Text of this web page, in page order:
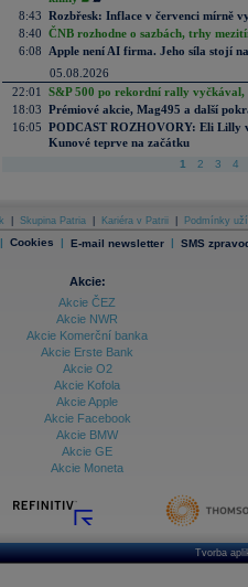
8:43 Rozbřesk: Inflace v červenci mírně
8:40 ČNB rozhodne o sazbách, trhy
6:08
Apple není AI firma. Jeho síla stojí
05.08.2026
22:01
S&P 500 po rekordní rally vyčkával,
18:03 Prémiové akcie, Mag495 a další
16:05 PODCAST ROZHOVORY: Eli Lilly
Kunové teprve na začátku
1 2 3 4
Skupina Patria Kariéra v Patrii Podmínky
| Cookies | E-mail newsletter | SMS
Akcie:
Akcie ČEZ
Akcie NWR
Akcie Komerční banka
Akcie Erste Bank
Akcie O2
Akcie Kofola
Akcie Apple
Akcie Facebook
Akcie BMW
Akcie GE
Akcie Moneta
Tvorba